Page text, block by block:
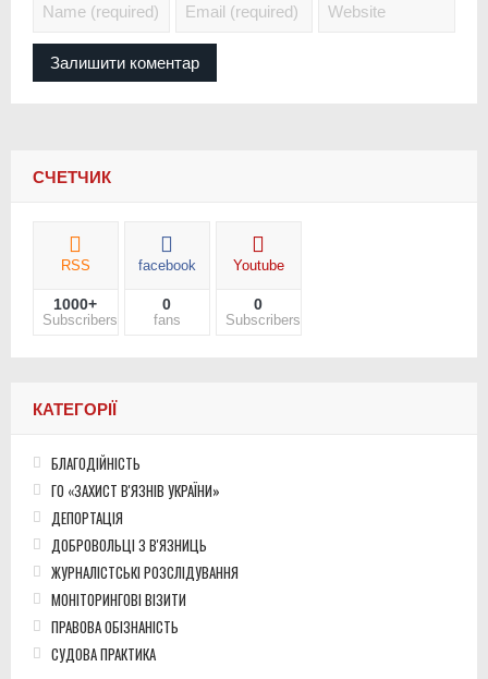
СЧЕТЧИК
RSS
1000+
Subscribers
facebook
0
fans
Youtube
0
Subscribers
КАТЕГОРІЇ
БЛАГОДІЙНІСТЬ
ГО «ЗАХИСТ В'ЯЗНІВ УКРАЇНИ»
ДЕПОРТАЦІЯ
ДОБРОВОЛЬЦІ З В'ЯЗНИЦЬ
ЖУРНАЛІСТСЬКІ РОЗСЛІДУВАННЯ
МОНІТОРИНГОВІ ВІЗИТИ
ПРАВОВА ОБІЗНАНІСТЬ
СУДОВА ПРАКТИКА